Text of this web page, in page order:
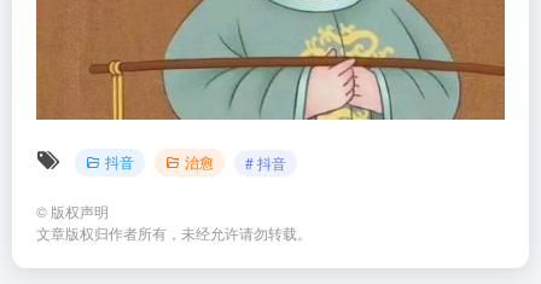
抖音 治愈 # 抖音
© 版权声明
文章版权归作者所有，未经允许请勿转载。